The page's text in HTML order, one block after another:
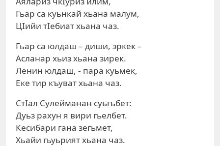
Гьар са куьнкай хьана малум,
ЦIийи тIебиат хьана чаз.
Гьар са юлдаш – диши, эркек –
Асланар хьиз хьана зирек.
Ленин юлдаш, - пара куьмек,
Еке тир къуват хьана чаз.
СтIал Сулейманан суьгьбет:
Дуьз рахун я вири гьелбет.
Кесибари гана зегьмет,
Хьайи гьуьрият хьана чаз.